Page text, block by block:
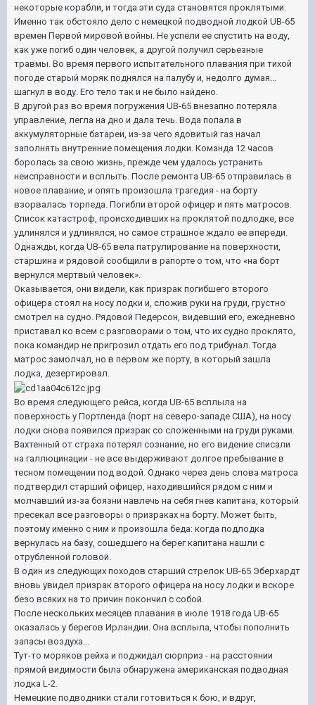
некоторые корабли, и тогда эти суда становятся проклятыми.
Именно так обстояло дело с немецкой подводной лодкой UB-65
времен Первой мировой войны. Не успели ее спустить на воду,
как уже погиб один человек, а другой получил серьезные
травмы. Во время первого испытательного плавания при тихой
погоде старый моряк поднялся на палубу и, недолго думая...
шагнул в воду. Его тело так и не было найдено.
В другой раз во время погружения UB-65 внезапно потеряла
управление, легла на дно и дала течь. Вода попала в
аккумуляторные батареи, из-за чего ядовитый газ начал
заполнять внутренние помещения лодки. Команда 12 часов
боролась за свою жизнь, прежде чем удалось устранить
неисправности и всплыть. После ремонта UB-65 отправилась в
новое плавание, и опять произошла трагедия - на борту
взорвалась торпеда. Погибли второй офицер и пять матросов.
Список катастроф, происходивших на проклятой подлодке, все
удлинялся и удлинялся, но самое страшное ждало ее впереди.
Однажды, когда UB-65 вела патрулирование на поверхности,
старшина и рядовой сообщили в рапорте о том, что «на борт
вернулся мертвый человек».
Оказывается, они видели, как призрак погибшего второго
офицера стоял на носу лодки и, сложив руки на груди, грустно
смотрел на судно. Рядовой Педерсон, видевший его, ежедневно
приставал ко всем с разговорами о том, что их судно проклято,
пока командир не пригрозил отдать его под трибунал. Тогда
матрос замолчал, но в первом же порту, в который зашла
лодка, дезертировал.
Во время следующего рейса, когда UB-65 всплыла на
поверхность у Портленда (порт на северо-западе США), на носу
лодки снова появился призрак со сложенными на груди руками.
Вахтенный от страха потерял сознание, но его видение списали
на галлюцинации - не все выдерживают долгое пребывание в
тесном помещении под водой. Однако через день слова матроса
подтвердил старший офицер, находившийся рядом с ним и
молчавший из-за боязни навлечь на себя гнев капитана, который
пресекал все разговоры о призраках на борту. Может быть,
поэтому именно с ним и произошла беда: когда подлодка
вернулась на базу, сошедшего на берег капитана нашли с
отрубленной головой.
В один из следующих походов старший стрелок UB-65 Эберхардт
вновь увидел призрак второго офицера на носу лодки и вскоре
безо всяких на то причин покончил с собой.
После нескольких месяцев плавания в июле 1918 года UB-65
оказалась у берегов Ирландии. Она всплыла, чтобы пополнить
запасы воздуха...
Тут-то моряков рейха и поджидал сюрприз - на расстоянии
прямой видимости была обнаружена американская подводная
лодка L-2.
Немецкие подводники стали готовиться к бою, и вдруг,